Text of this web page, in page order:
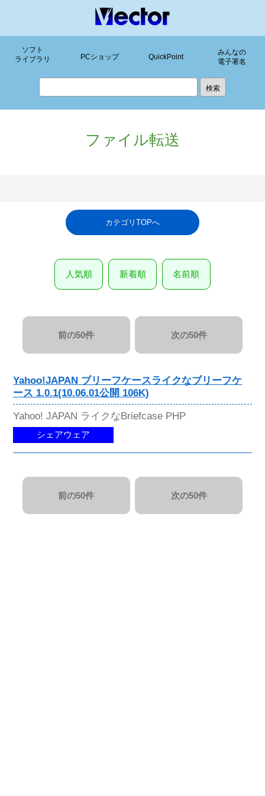
ソフト
ライブラリ
PCショップ QuickPoint
みんなの
電子署名
ファイル転送
カテゴリTOPへ
人気順 新着順 名前順
前の50件 次の50件
Yahoo!JAPAN ブリーフケースライクなブリーフケ
ース 1.0.1(10.06.01公開 106K)
Yahoo! JAPAN ライクなBriefcase PHP
シェアウェア
前の50件 次の50件